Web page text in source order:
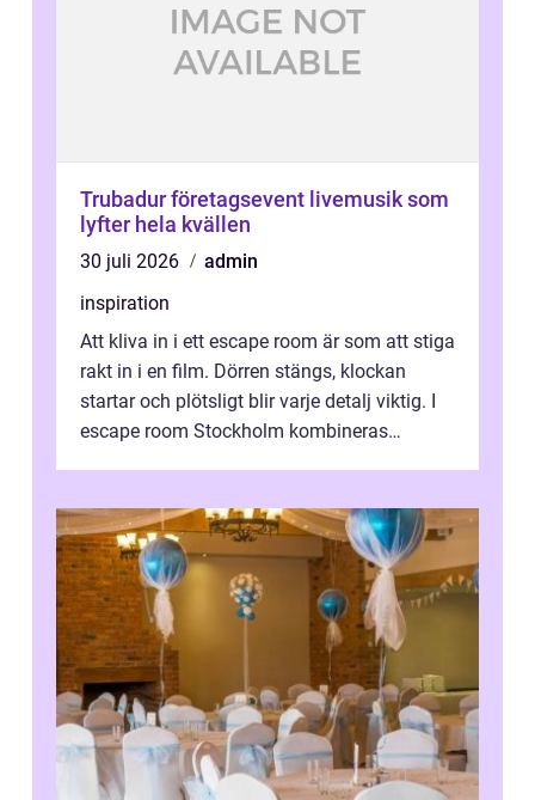
Trubadur företagsevent livemusik som
lyfter hela kvällen
30 juli 2026
admin
inspiration
Att kliva in i ett escape room är som att stiga
rakt in i en film. Dörren stängs, klockan
startar och plötsligt blir varje detalj viktig. I
escape room Stockholm kombineras